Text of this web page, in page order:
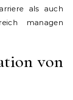
als auch
managen
von